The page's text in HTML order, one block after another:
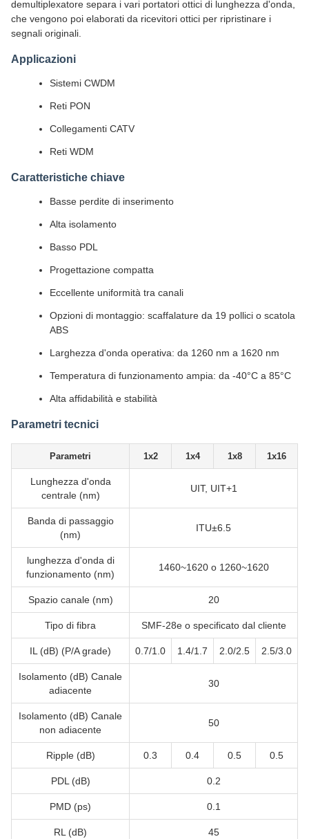
demultiplexatore separa i vari portatori ottici di lunghezza d'onda,
che vengono poi elaborati da ricevitori ottici per ripristinare i
segnali originali.
Applicazioni
Sistemi CWDM
Reti PON
Collegamenti CATV
Reti WDM
Caratteristiche chiave
Basse perdite di inserimento
Alta isolamento
Basso PDL
Progettazione compatta
Eccellente uniformità tra canali
Opzioni di montaggio: scaffalature da 19 pollici o scatola
ABS
Larghezza d'onda operativa: da 1260 nm a 1620 nm
Temperatura di funzionamento ampia: da -40°C a 85°C
Alta affidabilità e stabilità
Parametri tecnici
Parametri 1x2 1x4 1x8 1x16
Lunghezza d'onda
centrale (nm)
UIT, UIT+1
Banda di passaggio
(nm)
ITU±6.5
lunghezza d'onda di
funzionamento (nm)
1460~1620 o 1260~1620
Spazio canale (nm) 20
Tipo di fibra SMF-28e o specificato dal cliente
IL (dB) (P/A grade) 0.7/1.0 1.4/1.7 2.0/2.5 2.5/3.0
Isolamento (dB) Canale
adiacente
30
Isolamento (dB) Canale
non adiacente
50
Ripple (dB) 0.3 0.4 0.5 0.5
PDL (dB) 0.2
PMD (ps) 0.1
RL (dB) 45